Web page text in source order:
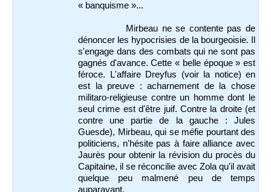
« banquisme »...
Mirbeau ne se contente pas de
dénoncer les hypocrisies de la bourgeoisie. Il
s'engage dans des combats qui ne sont pas
gagnés d'avance. Cette « belle époque » est
féroce. L'affaire Dreyfus (voir la notice) en
est la preuve : acharnement de la chose
militaro-religieuse contre un homme dont le
seul crime est d'être juif. Contre la droite (et
contre une partie de la gauche : Jules
Guesde), Mirbeau, qui se méfie pourtant des
politiciens, n'hésite pas à faire alliance avec
Jaurès pour obtenir la révision du procès du
Capitaine, il se réconcilie avec Zola qu'il avait
quelque peu malmené peu de temps
auparavant.